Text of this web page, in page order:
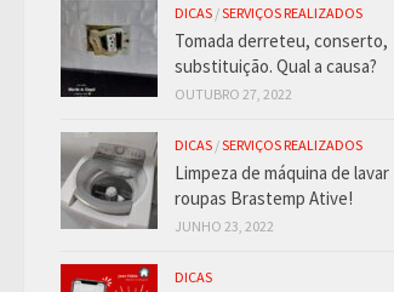
DICAS /SERVIÇOS REALIZADOS
Tomada derreteu, conserto,
substituição. Qual a causa?
OUTUBRO 27, 2022
DICAS /SERVIÇOS REALIZADOS
Limpeza de máquina de lavar
roupas Brastemp Ative!
JUNHO 23, 2022
DICAS